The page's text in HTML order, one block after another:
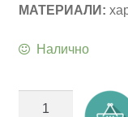
МАТЕРИАЛИ:
Налично